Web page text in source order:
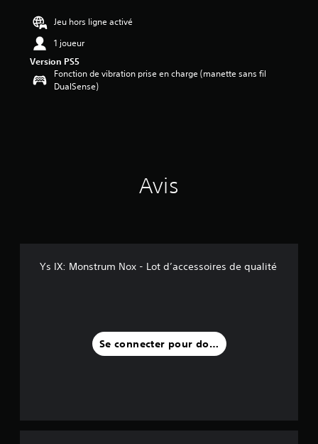
Jeu hors ligne activé
1 joueur
Version PS5
Fonction de vibration prise en charge (manette sans fil
DualSense)
Avis
Ys IX: Monstrum Nox - Lot d’accessoires de qualité
Se connecter pour donner un avis